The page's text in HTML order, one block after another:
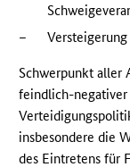
–
Schwerpunkt aller
feindlich-
insbesondere die
des Eintretens für